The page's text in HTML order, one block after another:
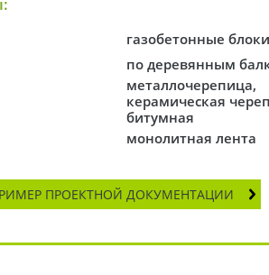
газобетонные блоки
по деревянным
металлочерепица,
керамическая
битумная
монолитная лента
ПРОЕКТНОЙ ДОКУМЕНТАЦИИ